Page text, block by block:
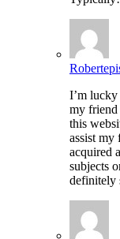
I’m
my friend
this
assist my
acquired
subjects
definitely